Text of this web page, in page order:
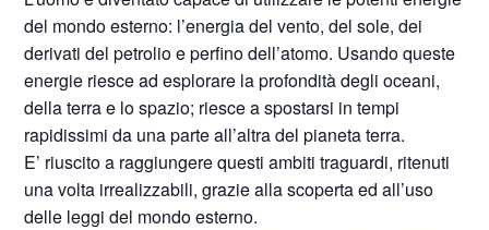
del mondo esterno: l’energia del vento, del sole, dei
derivati del petrolio e perfino dell’atomo. Usando queste
energie riesce ad esplorare la profondità degli oceani,
della terra e lo spazio; riesce a spostarsi in tempi
rapidissimi da una parte all’altra del pianeta terra.
E’ riuscito a raggiungere questi ambiti traguardi, ritenuti
una volta irrealizzabili, grazie alla scoperta ed all’uso
delle leggi del mondo esterno.